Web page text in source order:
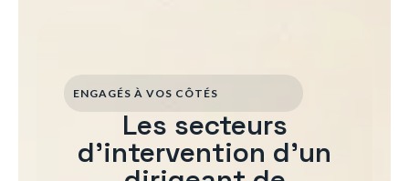
ENGAGÉS À VOS CÔTÉS
Les secteurs
d'intervention d'un